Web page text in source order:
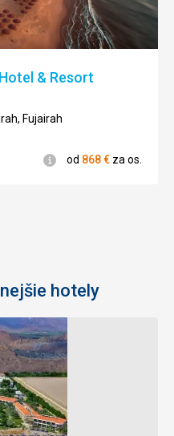
& Resort
Fujairah
Informácie
od 868€ za os.
hotely